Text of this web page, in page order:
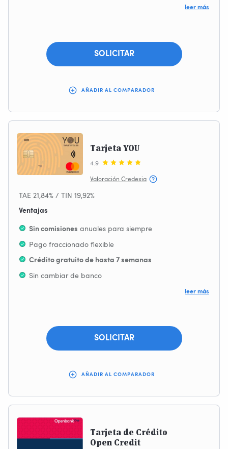
leer más
Contratación 100% Online
Solución Full Equipped
SOLICITAR
AÑADIR AL COMPARADOR
Tarjeta YOU
4.9
Valoración Credexia
TAE 21,84% / TIN 19,92%
Ventajas
leer más
Sin comisiones anuales para siempre
Pago fraccionado flexible
Crédito gratuito de hasta 7 semanas
Sin cambiar de banco
Posibilidad de comprar online en páginas que no
mundo SOLICITAR
AÑADIR AL COMPARADOR
Tarjeta de Crédito
Open Credit